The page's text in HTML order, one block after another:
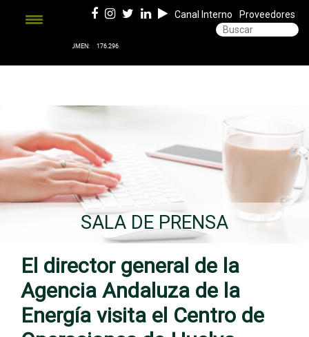
Canal Interno Proveedores
SALA DE PRENSA
El director general de la
Agencia Andaluza de la
Energía visita el Centro de